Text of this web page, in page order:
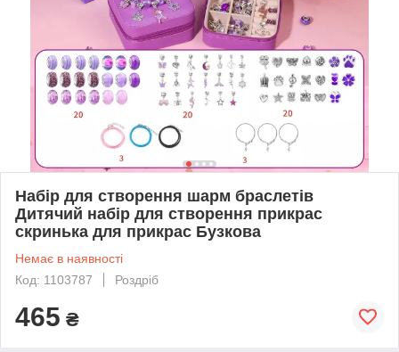
Набір для створення шарм браслетів
Дитячий набір для створення прикрас
скринька для прикрас Бузкова
Немає в наявності
Код: 1103787
Роздріб
465 ₴